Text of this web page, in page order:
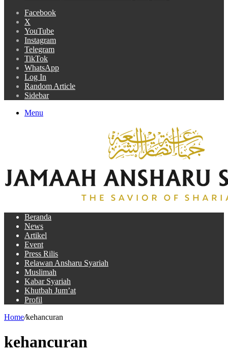
Facebook
X
YouTube
Instagram
Telegram
TikTok
WhatsApp
Log In
Random Article
Sidebar
Menu
Beranda
News
Artikel
Event
Press Rilis
Relawan Ansharu Syariah
Muslimah
Kabar Syariah
Khutbah Jum’at
Profil
Home/kehancuran
kehancuran